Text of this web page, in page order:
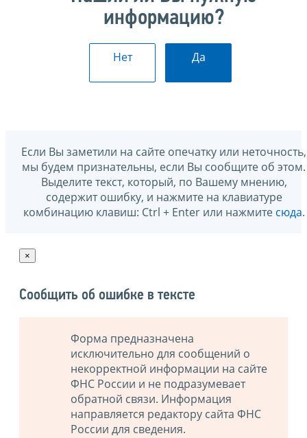
информацию?
Нет Да
Если Вы заметили на сайте опечатку или неточность,
мы будем признательны, если Вы сообщите об этом.
Выделите текст, который, по Вашему мнению,
содержит ошибку, и нажмите на клавиатуре
комбинацию клавиш: Ctrl + Enter или нажмите сюда.
×
Сообщить об ошибке в тексте
Форма предназначена
исключительно для сообщений о
некорректной информации на сайте
ФНС России и не подразумевает
обратной связи. Информация
направляется редактору сайта ФНС
России для сведения.